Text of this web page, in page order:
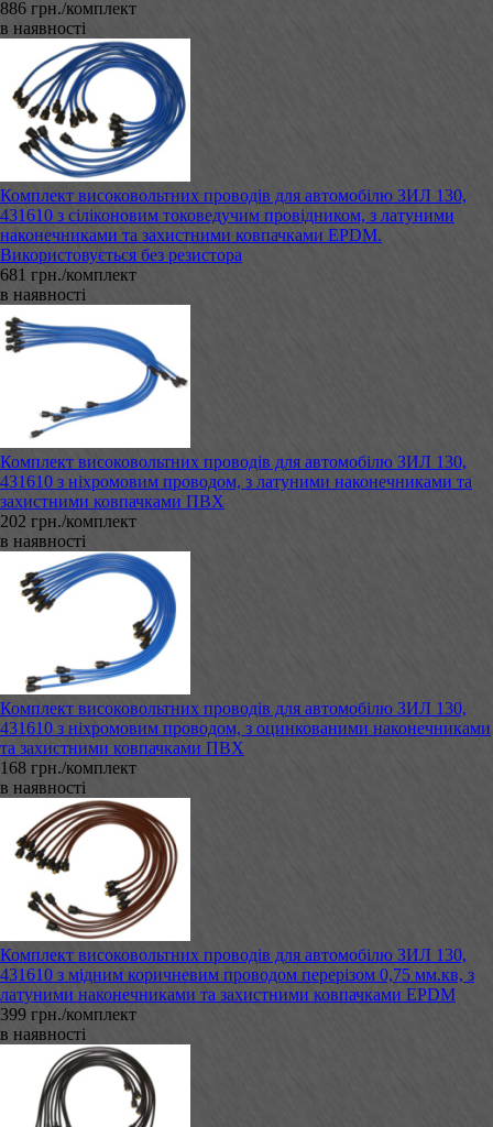
886 грн./комплект
в наявності
Комплект високовольтних проводів для автомобілю ЗИЛ 130,
431610 з сіліконовим токоведучим провідником, з латуними
наконечниками та захистними ковпачками EPDM.
Використовується без резистора
681 грн./комплект
в наявності
Комплект високовольтних проводів для автомобілю ЗИЛ 130,
431610 з ніхромовим проводом, з латуними наконечниками та
захистними ковпачками ПВХ
202 грн./комплект
в наявності
Комплект високовольтних проводів для автомобілю ЗИЛ 130,
431610 з ніхромовим проводом, з оцинкованими наконечниками
та захистними ковпачками ПВХ
168 грн./комплект
в наявності
Комплект високовольтних проводів для автомобілю ЗИЛ 130,
431610 з мідним коричневим проводом перерізом 0,75 мм.кв, з
латуними наконечниками та захистними ковпачками EPDM
399 грн./комплект
в наявності